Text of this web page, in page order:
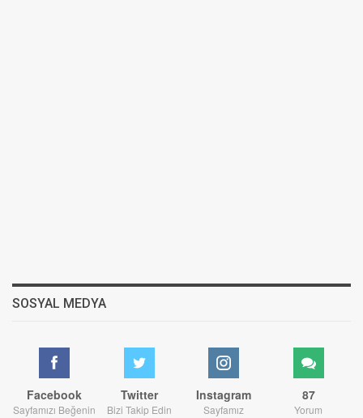
SOSYAL MEDYA
Facebook
Sayfamızı Beğenin
Twitter
Bizi Takip Edin
Instagram
Sayfamız
87
Yorum